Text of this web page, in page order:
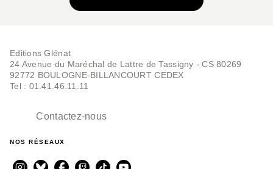
Editions Glénat
24 Avenue du Maréchal de Lattre de Tassigny - CS 80269
92772 BOULOGNE-BILLANCOURT CEDEX
Tel : 01.41.46.11.11
Contactez-nous
NOS RÉSEAUX